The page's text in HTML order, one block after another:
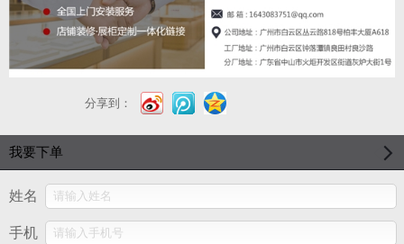
分享到：
我要下单
姓名
手机